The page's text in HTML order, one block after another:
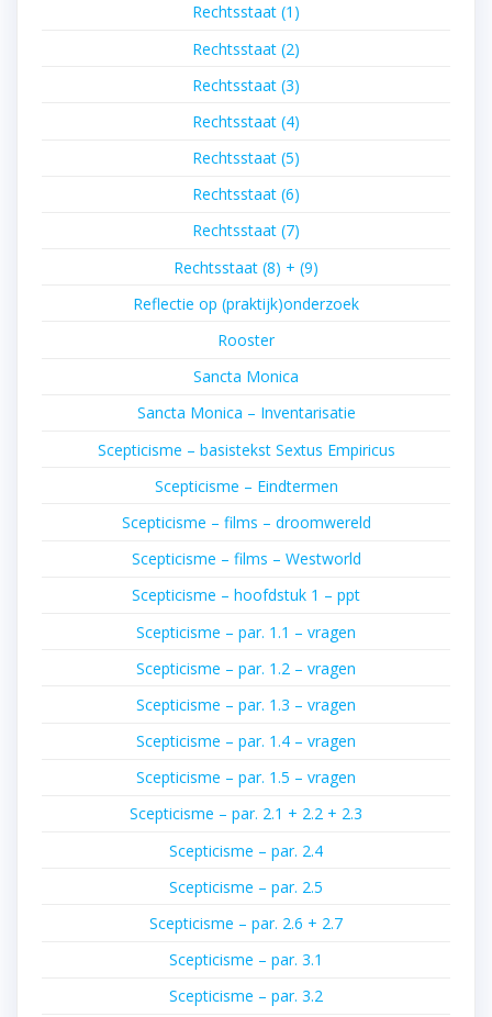
Rechtsstaat (1)
Rechtsstaat (2)
Rechtsstaat (3)
Rechtsstaat (4)
Rechtsstaat (5)
Rechtsstaat (6)
Rechtsstaat (7)
Rechtsstaat (8) + (9)
Reflectie op (praktijk)onderzoek
Rooster
Sancta Monica
Sancta Monica – Inventarisatie
Scepticisme – basistekst Sextus Empiricus
Scepticisme – Eindtermen
Scepticisme – films – droomwereld
Scepticisme – films – Westworld
Scepticisme – hoofdstuk 1 – ppt
Scepticisme – par. 1.1 – vragen
Scepticisme – par. 1.2 – vragen
Scepticisme – par. 1.3 – vragen
Scepticisme – par. 1.4 – vragen
Scepticisme – par. 1.5 – vragen
Scepticisme – par. 2.1 + 2.2 + 2.3
Scepticisme – par. 2.4
Scepticisme – par. 2.5
Scepticisme – par. 2.6 + 2.7
Scepticisme – par. 3.1
Scepticisme – par. 3.2